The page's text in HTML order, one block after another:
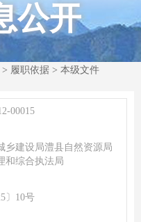
公开
> 履职依据 > 本级文件
00015
乡建设局澧县自然资源局
和综合执法局
〕10号